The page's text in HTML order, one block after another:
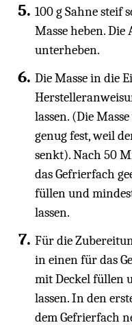
100 g Sahne steif
Masse heben.
unterheben.
Die Masse in die
lassen. (Die
genug fest, weil
senkt). Nach 50
das Gefrierfach
füllen und
lassen.
Für die
in einen für das
mit Deckel füllen
lassen. In den
dem Gefrierfach